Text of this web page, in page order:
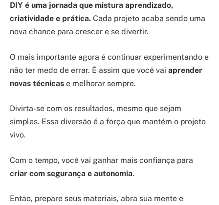
DIY é uma jornada que mistura aprendizado,
criatividade e prática. Cada projeto acaba sendo uma
nova chance para crescer e se divertir.
O mais importante agora é continuar experimentando e
não ter medo de errar. É assim que você vai aprender
novas técnicas e melhorar sempre.
Divirta-se com os resultados, mesmo que sejam
simples. Essa diversão é a força que mantém o projeto
vivo.
Com o tempo, você vai ganhar mais confiança para
criar com segurança e autonomia.
Então, prepare seus materiais, abra sua mente e